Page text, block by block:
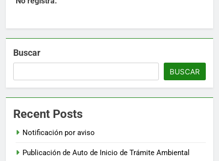
Buscar
BUSCAR
Recent Posts
Notificación por aviso
Publicación de Auto de Inicio de Trámite Ambiental